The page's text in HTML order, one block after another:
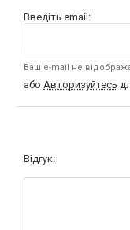
Введіть email:
Ваш e-mail не
або Авторизуйтесь
Відгук: